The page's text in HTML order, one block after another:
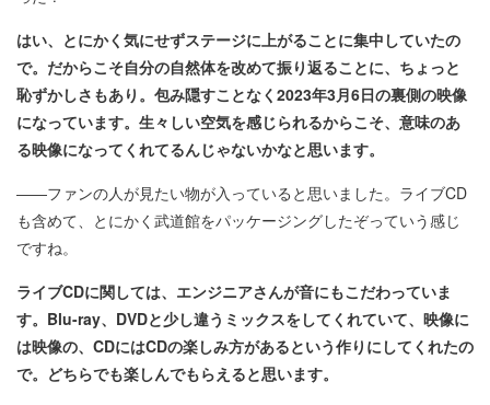
はい、とにかく気にせずステージに上がることに集中していたの
で。だからこそ自分の自然体を改めて振り返ることに、ちょっと
恥ずかしさもあり。包み隠すことなく2023年3月6日の裏側の映像
になっています。生々しい空気を感じられるからこそ、意味のあ
る映像になってくれてるんじゃないかなと思います。
――ファンの人が見たい物が入っていると思いました。ライブCD
も含めて、とにかく武道館をパッケージングしたぞっていう感じ
ですね。
ライブCDに関しては、エンジニアさんが音にもこだわっていま
す。Blu-ray、DVDと少し違うミックスをしてくれていて、映像に
は映像の、CDにはCDの楽しみ方があるという作りにしてくれたの
で。どちらでも楽しんでもらえると思います。